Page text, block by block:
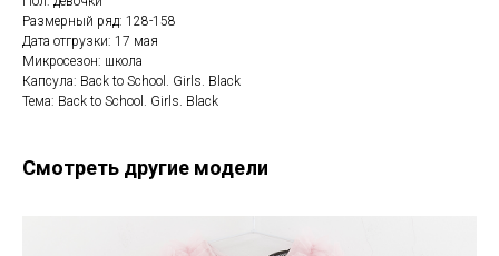
Размерный ряд: 128-158
Дата отгрузки: 17 мая
Микросезон: школа
Капсула: Back to School. Girls. Black
Тема: Back to School. Girls. Black
Смотреть другие модели